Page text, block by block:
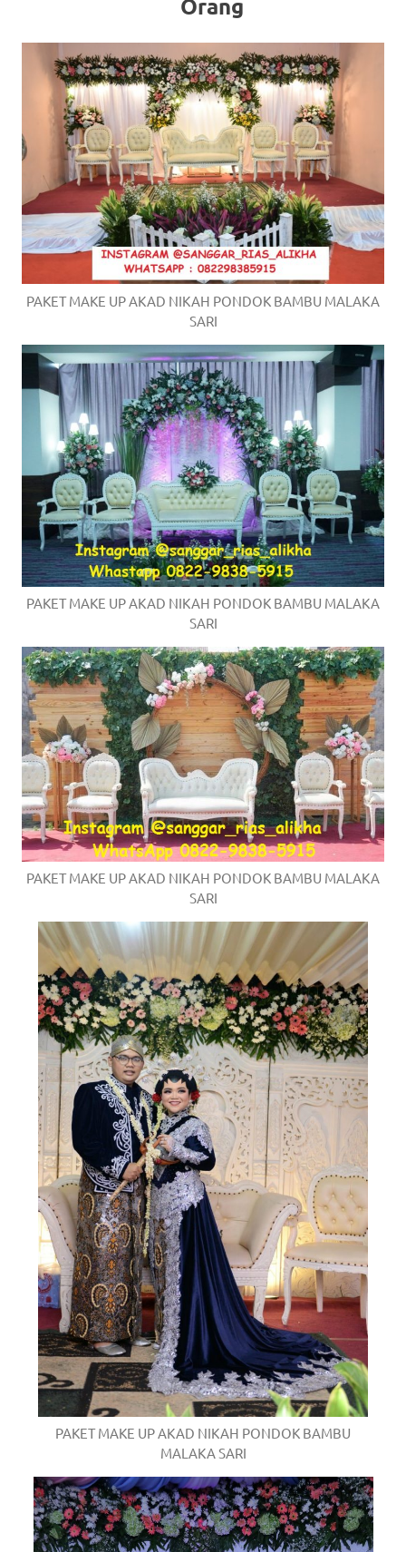
Orang
PAKET MAKE UP AKAD NIKAH PONDOK BAMBU MALAKA
SARI
PAKET MAKE UP AKAD NIKAH PONDOK BAMBU MALAKA
SARI
PAKET MAKE UP AKAD NIKAH PONDOK BAMBU MALAKA
SARI
PAKET MAKE UP AKAD NIKAH PONDOK BAMBU
MALAKA SARI